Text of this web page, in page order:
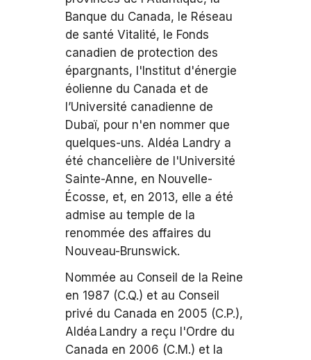
Banque du Canada, le Réseau
de santé Vitalité, le Fonds
canadien de protection des
épargnants, l'Institut d'énergie
éolienne du Canada et de
l’Université canadienne de
Dubaï, pour n'en nommer que
quelques-uns. Aldéa Landry a
été chancelière de l'Université
Sainte-Anne, en Nouvelle-
Écosse, et, en 2013, elle a été
admise au temple de la
renommée des affaires du
Nouveau-Brunswick.
Nommée au Conseil de la Reine
en 1987 (C.Q.) et au Conseil
privé du Canada en 2005 (C.P.),
Aldéa Landry a reçu l'Ordre du
Canada en 2006 (C.M.) et la